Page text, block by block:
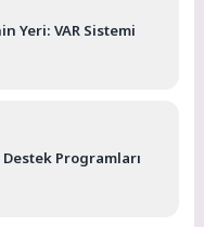
Yeri: VAR Sistemi
Programları